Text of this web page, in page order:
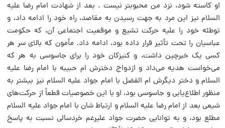
او کاسته شود، نزد من محبوبتر نیست . بعد از شهادت امام رضا علیه
السلام نیز این مرد به جهت رسیدن به مقاصد، راه خود را ادامه داد، و
توطئه خود را علیه حرکت تشیع و موقعیت اجتماعى آن، که حکومت
عباسیان را تحت تأثیر قرار داده بود، ادامه داد. مأمون که بالاى سر هر
کسى یک خبرچین داشت، و کنیزکان خود را براى جاسوسى به هر که
مى‌خواست هدیه مى‌داد و ازدواج دخترش ام حبیبه با امام رضا علیه
السلام و دختر دیگرش ام الفضل با امام جواد علیه السلام نیز بیشتر به
منظور اطلاع‌یابى و جاسوسى بود، او با این خصوصیات قطعاً از حرکت‌هاى
شیعى بعد از امام رضا علیه السلام و ارتباط شان با امام جواد علیه السلام
مطلع بود، و به توانایى حضرت جواد علیرغم خردسالى نسبت به پاسخ